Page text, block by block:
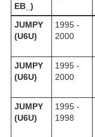
EB_)
JUMPY
(U6U)
1995 -
2000
JUMPY
(U6U)
1995 -
2000
JUMPY
(U6U)
1995 -
1998